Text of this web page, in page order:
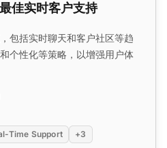
佳实时客户支持
包括实时聊天和客户社区等趋
个性化等策略，以增强用户体
Time Support +3